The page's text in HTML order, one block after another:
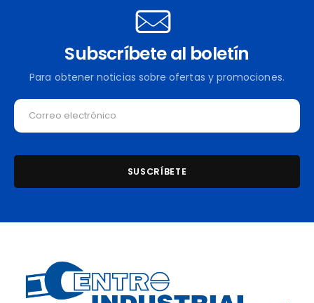
Subscríbete al boletín
Para obtener noticias sobre ofertas y promociones.